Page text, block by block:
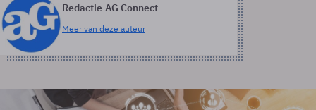
Redactie AG Connect
Meer van deze auteur